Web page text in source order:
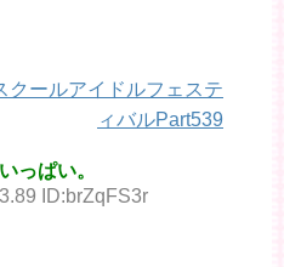
クールアイドルフェステ
ィバルPart539
っぱい。
ID:brZqFS3r